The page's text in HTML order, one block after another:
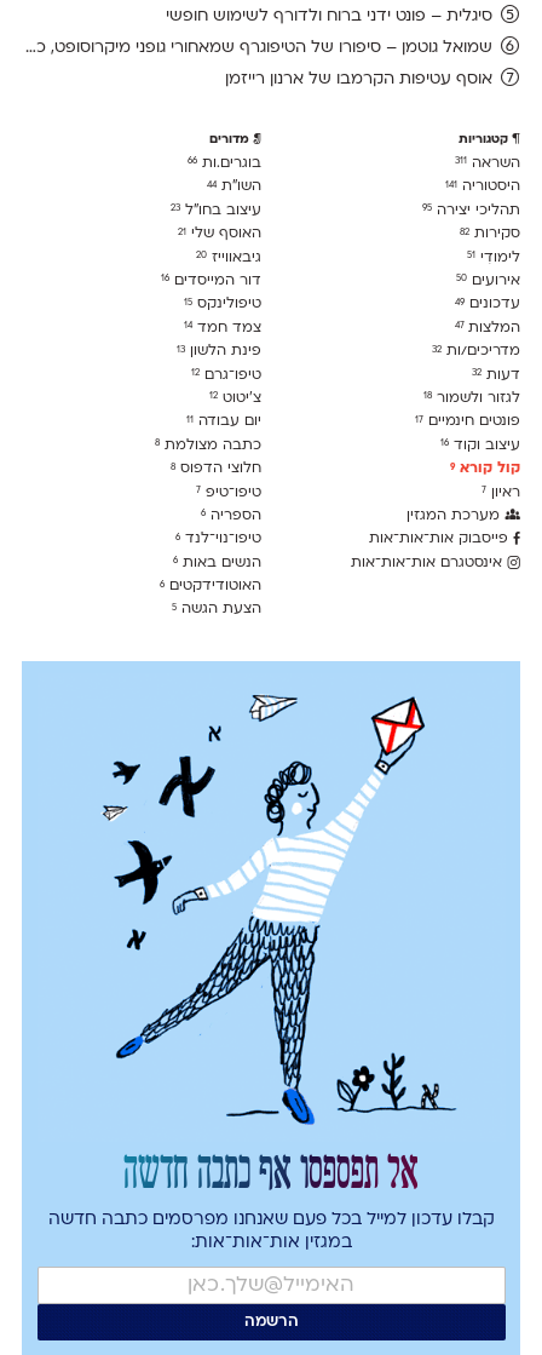
סיגלית – פונט ידני ברוח ולדורף לשימוש חופשי
שמואל גוטמן – סיפורו של הטיפוגרף שמאחורי גופני מיקרוסופט, כפי שנחשף בארכיון של נינתו
אוסף עטיפות הקרמבו של ארנון רייזמן
קטגוריות
השראה 311
היסטוריה 141
תהליכי יצירה 95
סקירות 82
לימודִי 51
אירועים 50
עדכונים 49
המלצות47
מדריכים/ות 32
דעות 32
לגזור ולשמור 18
פונטים חינמיים 17
עיצוב וקוד 16
קול קורא9
ראיון 7
מערכת המגזין
פייסבוק אות־אות־אות
אינסטגרם אות־אות־אות
מדורים
בוגרים.ות66
השו״ת44
עיצוב בחו"ל23
האוסף שלי21
גיבאווייז20
דור המייסדים16
טיפולינקס15
צמד חמד14
פינת הלשון13
טיפו־גרם12
צ׳יטוט12
יום עבודה11
כתבה מצולמת8
חלוצי הדפוס8
טיפו־טיפ7
הספריה6
טיפו־נוי־לנד6
הנשים באות6
האוטודידקטים6
הצעת הגשה5
אל תפספסו אף כתבה חדשה
קבלו עדכון למייל בכל פעם שאנחנו מפרסמים כתבה חדשה
במגזין אות־אות־אות: